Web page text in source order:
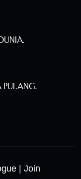
Pulang.
| Join